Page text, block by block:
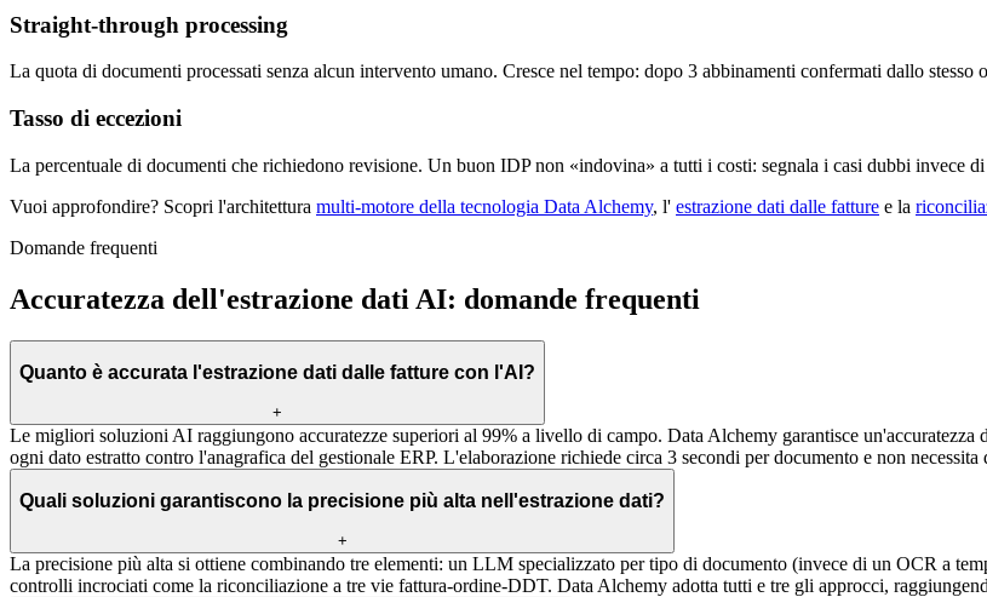
Straight-through processing
La quota di documenti processati senza alcun intervento umano. Cresce nel tempo: dopo 3 abbinamenti confermati dallo
Tasso di eccezioni
La percentuale di documenti che richiedono revisione. Un buon IDP non «indovina» a tutti i costi: segnala i casi dubbi invece di
Vuoi approfondire? Scopri l'architettura multi-motore della tecnologia Data Alchemy, l' estrazione dati dalle fatture e la
Domande frequenti
Accuratezza dell'estrazione dati AI: domande frequenti
Quanto è accurata l'estrazione dati dalle fatture con l'AI?
+
Le migliori soluzioni AI raggiungono accuratezze superiori al 99% a livello di campo. Data Alchemy garantisce
ogni dato estratto contro l'anagrafica del gestionale ERP. L'elaborazione richiede circa 3 secondi per documento e non necessita
Quali soluzioni garantiscono la precisione più alta nell'estrazione dati?
+
La precisione più alta si ottiene combinando tre elementi: un LLM specializzato per tipo di documento (invece di un OCR a
controlli incrociati come la riconciliazione a tre vie fattura-ordine-DDT. Data Alchemy adotta tutti e tre gli approcci,